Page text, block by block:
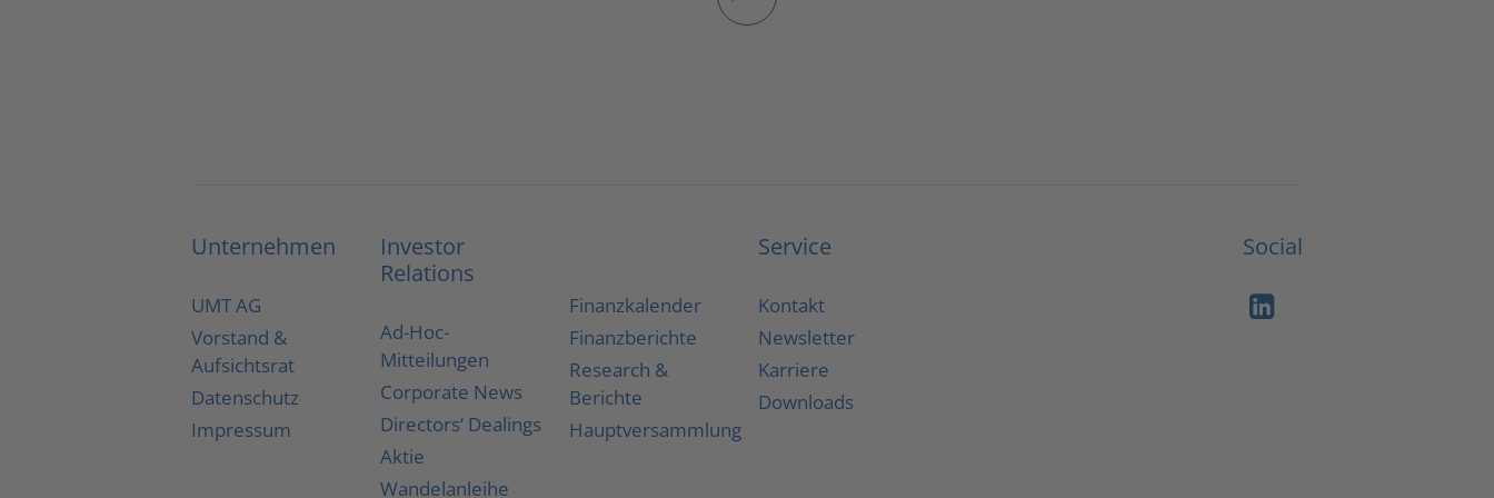
Unternehmen
UMT AG
Vorstand &
Aufsichtsrat
Datenschutz
Impressum
Investor
Relations
Ad-Hoc-
Mitteilungen
Corporate News
Directors‘ Dealings
Aktie
Wandelanleihe
Finanzkalender
Finanzberichte
Research &
Berichte
Hauptversammlung
Service
Kontakt
Newsletter
Karriere
Downloads
Social